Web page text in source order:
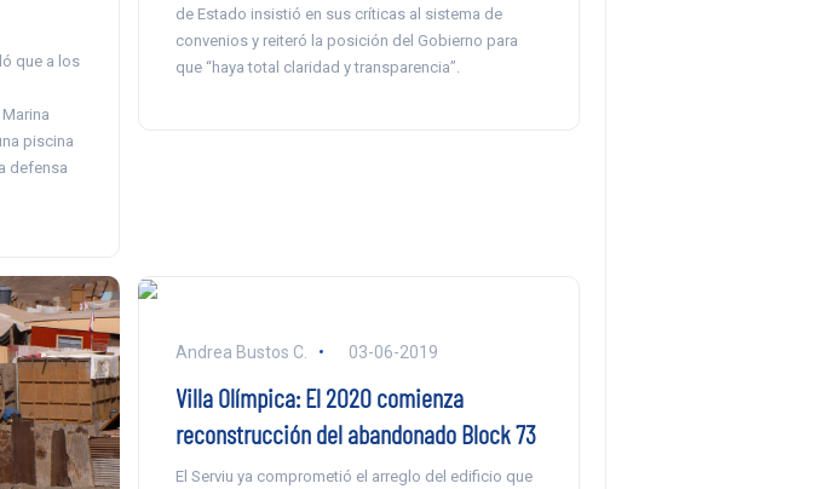
que a los
piscina
defensa
de Estado insistió en sus críticas al sistema de
convenios y reiteró la posición del Gobierno para
que “haya total claridad y transparencia”.
Andrea Bustos C. 03-06-2019
Villa Olímpica: El 2020 comienza
reconstrucción del abandonado Block 73
El Serviu ya comprometió el arreglo del edificio que